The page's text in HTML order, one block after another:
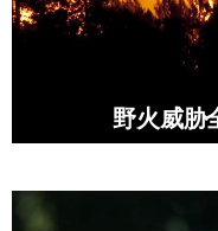
野火威胁